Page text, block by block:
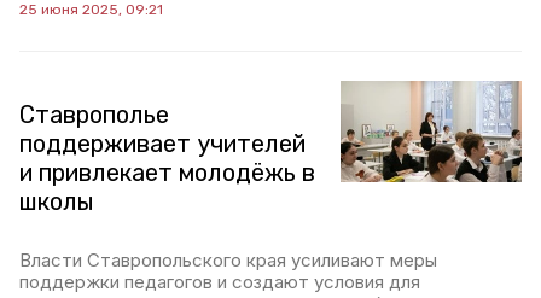
25 июня 2025, 09:21
Ставрополье
поддерживает учителей
и привлекает молодёжь в
школы
Власти Ставропольского края усиливают меры
поддержки педагогов и создают условия для